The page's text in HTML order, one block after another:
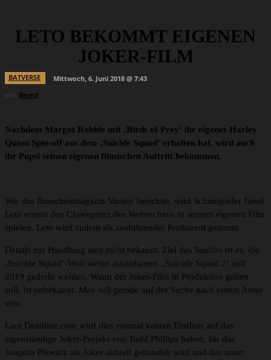
LETO BEKOMMT EIGENEN
JOKER-FILM
BATVERSE
Mittwoch, 6. Juni 2018 @ 7:43
von Bernd
Nachdem Margot Robbie mit ‚Birds of Prey‘ ihr eigenes Harley
Quinn Spin-off aus dem ‚Suicide Squad‘ erhalten hat, wird auch
ihr Pupsi seinen eigenen filmischen Auftritt bekommen.
Wie das Branchenmagazin Variety berichtet, wird Schauspieler Jared
Leto erneut den Clownprinz des Verbrechens in seinem eigenen Film
spielen. Leto wird zudem als ausführender Produzent genannt.
Details zur Handlung sind nicht bekannt. Ziel des Studios ist es, die
‚Suicide Squad‘-Welt weiter auszubauen. ‚Suicide Squad 2‘ soll
2019 gedreht werden. Wann der Joker-Film in Produktion gehen
soll, ist unbekannt. Man soll gerade auf der Suche nach einem Autor
sein.
Laut Deadline.com wird dies erstmal keinen Einfluss auf das
eigenständige Joker-Projekt von Todd Phillips haben, für das
Joaquin Phoenix als Joker aktuell gehandelt wird und das unter